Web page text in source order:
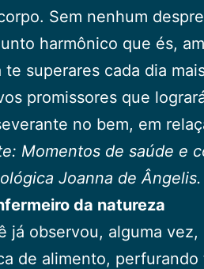
Sem nenhum
harmônico que és,
te superares cada dia
promissores que
no bem, em
Momentos de saúde e
Joanna de
da natureza
já observou, alguma
de alimento, perfurando